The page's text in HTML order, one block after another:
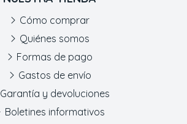
Cómo comprar
Quiénes somos
Formas de pago
Gastos de envío
Garantía y devoluciones
Boletines informativos